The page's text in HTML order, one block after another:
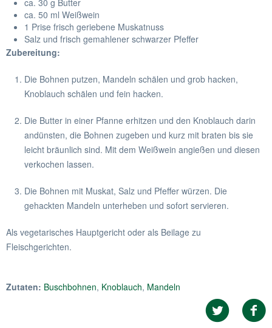
ca. 30 g Butter
ca. 50 ml Weißwein
1 Prise frisch geriebene Muskatnuss
Salz und frisch gemahlener schwarzer Pfeffer
Zubereitung:
Die Bohnen putzen, Mandeln schälen und grob hacken,
Knoblauch schälen und fein hacken.
Die Butter in einer Pfanne erhitzen und den Knoblauch darin
andünsten, die Bohnen zugeben und kurz mit braten bis sie
leicht bräunlich sind. Mit dem Weißwein angießen und diesen
verkochen lassen.
Die Bohnen mit Muskat, Salz und Pfeffer würzen. Die
gehackten Mandeln unterheben und sofort servieren.
Als vegetarisches Hauptgericht oder als Beilage zu
Fleischgerichten.
Zutaten: Buschbohnen, Knoblauch, Mandeln